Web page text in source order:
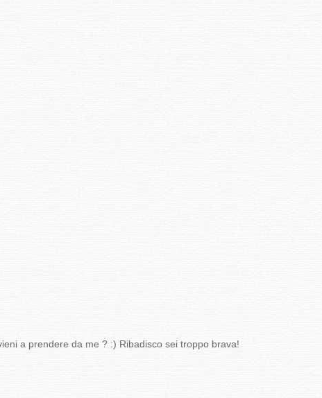
a prendere da me ? :) Ribadisco sei troppo brava!